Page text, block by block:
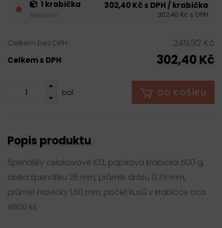
1 krabička
skladem
302,40 Kč s DPH / krabička
302,40 Kč s DPH
Celkem bez DPH 249,92 Kč
Celkem s DPH 302,40 Kč
bal. DO KOŠÍKU
Popis produktu
Špendlíky celokovové 103, papírová krabička 500 g,
délka špendlíku 26 mm, průměr drátu 0,75 mm,
průměr hlavičky 1,60 mm, počet kusů v krabičce cca
4800 ks.